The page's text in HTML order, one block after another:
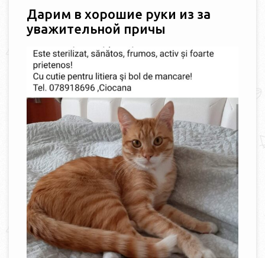
Дарим в хорошие руки из за
уважительной причы